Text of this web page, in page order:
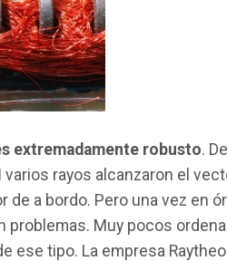
extremadamente robusto.
varios rayos alcanzaron el
de a bordo. Pero una vez en
problemas. Muy pocos
ese tipo. La empresa